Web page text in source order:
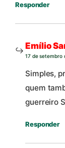
Responder
Emílio
17 de setembro
Simples,
quem
guerreiro
Responder